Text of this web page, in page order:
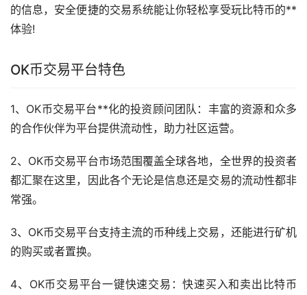
的信息，安全便捷的交易系统能让你轻松享受玩比特币的**
体验!
OK币交易平台特色
1、OK币交易平台**化的投资顾问团队：丰富的资源和众多
的合作伙伴为平台提供流动性，助力社区运营。
2、OK币交易平台市场范围覆盖全球各地，全世界的投资者
都汇聚在这里，因此各个无论是信息还是交易的流动性都非
常强。
3、OK币交易平台支持主流的币种线上交易，还能进行矿机
的购买或者置换。
4、OK币交易平台一键快速交易：快速买入和卖出比特币